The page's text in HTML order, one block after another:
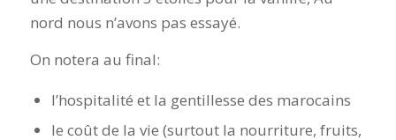
nord nous n’avons pas essayé.
On notera au final:
l’hospitalité et la gentillesse des marocains
le coût de la vie (surtout la nourriture, fruits,